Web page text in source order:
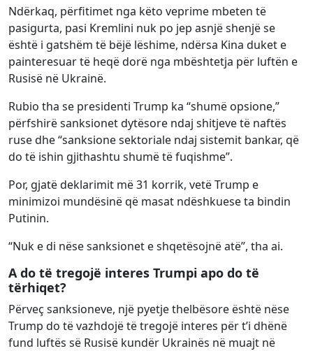
Ndërkaq, përfitimet nga këto veprime mbeten të
pasigurta, pasi Kremlini nuk po jep asnjë shenjë se
është i gatshëm të bëjë lëshime, ndërsa Kina duket e
painteresuar të heqë dorë nga mbështetja për luftën e
Rusisë në Ukrainë.
Rubio tha se presidenti Trump ka “shumë opsione,”
përfshirë sanksionet dytësore ndaj shitjeve të naftës
ruse dhe “sanksione sektoriale ndaj sistemit bankar, që
do të ishin gjithashtu shumë të fuqishme”.
Por, gjatë deklarimit më 31 korrik, vetë Trump e
minimizoi mundësinë që masat ndëshkuese ta bindin
Putinin.
“Nuk e di nëse sanksionet e shqetësojnë atë”, tha ai.
A do të tregojë interes Trumpi apo do të
tërhiqet?
Përveç sanksioneve, një pyetje thelbësore është nëse
Trump do të vazhdojë të tregojë interes për t’i dhënë
fund luftës së Rusisë kundër Ukrainës në muajt në